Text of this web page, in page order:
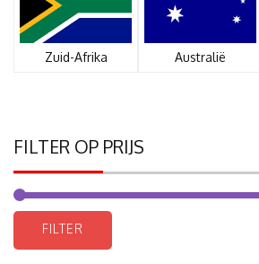
Zuid-Afrika Australië
FILTER OP PRIJS
FILTER